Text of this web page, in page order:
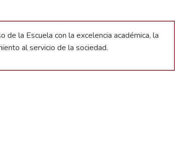
la Escuela con la excelencia académica, la
al servicio de la sociedad.